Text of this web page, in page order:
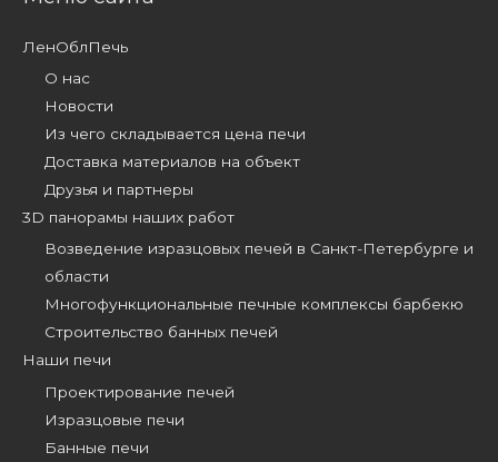
ЛенОблПечь
О нас
Новости
Из чего складывается цена печи
Доставка материалов на объект
Друзья и партнеры
3D панорамы наших работ
Возведение изразцовых печей в Санкт-Петербурге и
области
Многофункциональные печные комплексы барбекю
Строительство банных печей
Наши печи
Проектирование печей
Изразцовые печи
Банные печи